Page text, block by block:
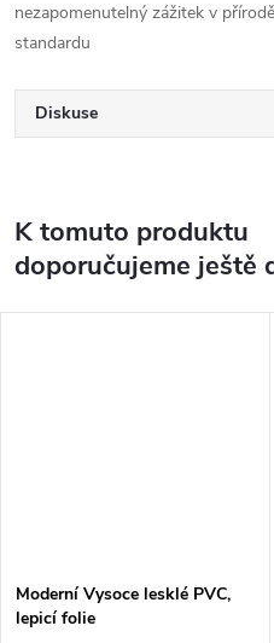
nezapomenutelný zážitek v
standardu
Diskuse
K tomuto produktu
doporučujeme ještě
Moderní Vysoce lesklé PVC,
lepicí folie